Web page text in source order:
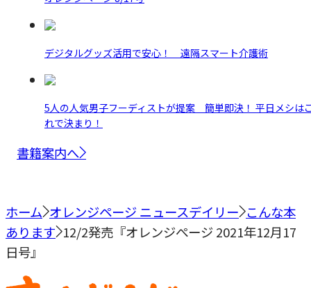
デジタルグッズ活用で安心！ 遠隔スマート介護術
5人の人気男子フーディストが提案 簡単即決！ 平日メシは
れで決まり！
書籍案内へ
ホーム オレンジページ ニュースデイリー こんな本
あります 12/2発売『オレンジぺージ 2021年12月17
日号』